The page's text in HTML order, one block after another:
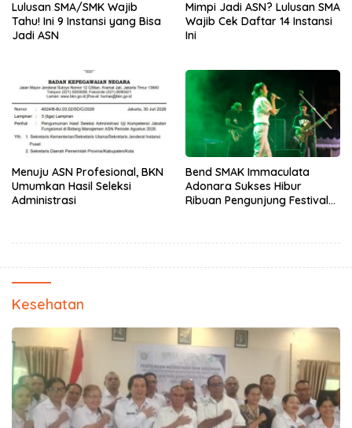
Lulusan SMA/SMK Wajib
Tahu! Ini 9 Instansi yang Bisa
Jadi ASN
Mimpi Jadi ASN? Lulusan SMA
Wajib Cek Daftar 14 Instansi
Ini
Menuju ASN Profesional, BKN
Umumkan Hasil Seleksi
Administrasi
Bend SMAK Immaculata
Adonara Sukses Hibur
Ribuan Pengunjung Festival
Kesehatan